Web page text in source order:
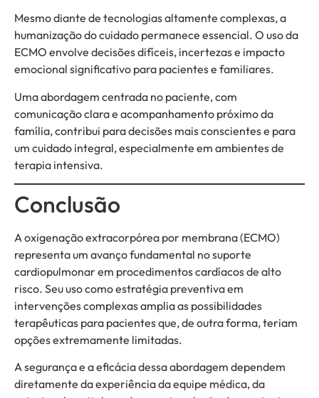
Mesmo diante de tecnologias altamente complexas, a
humanização do cuidado permanece essencial. O uso da
ECMO envolve decisões difíceis, incertezas e impacto
emocional significativo para pacientes e familiares.
Uma abordagem centrada no paciente, com
comunicação clara e acompanhamento próximo da
família, contribui para decisões mais conscientes e para
um cuidado integral, especialmente em ambientes de
terapia intensiva.
Conclusão
A oxigenação extracorpórea por membrana (ECMO)
representa um avanço fundamental no suporte
cardiopulmonar em procedimentos cardíacos de alto
risco. Seu uso como estratégia preventiva em
intervenções complexas amplia as possibilidades
terapêuticas para pacientes que, de outra forma, teriam
opções extremamente limitadas.
A segurança e a eficácia dessa abordagem dependem
diretamente da experiência da equipe médica, da